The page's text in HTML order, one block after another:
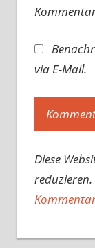
via E-Mail.
Diese
reduzieren.